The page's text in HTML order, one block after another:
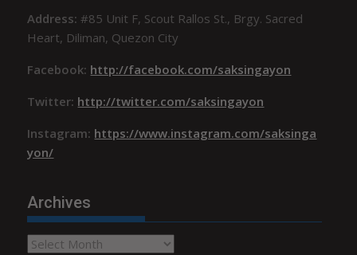
Address:#85 Unit F, Scout Rallos St., Brgy. Sacred
Heart, Diliman, Quezon City
Facebook: http://facebook.com/saksingayon
Twitter: http://twitter.com/saksingayon
Instagram: https://www.instagram.com/saksinga
yon/
Archives
Archives